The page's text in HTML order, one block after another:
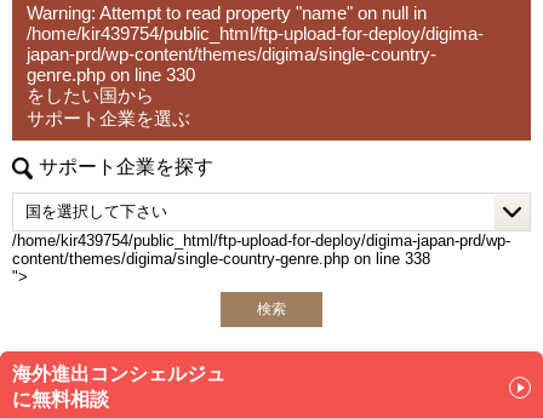
Warning: Attempt to read property "name" on null in
/home/kir439754/public_html/ftp-upload-for-deploy/digima-
japan-prd/wp-content/themes/digima/single-country-
genre.php on line 330
をしたい国から
サポート企業を選ぶ
サポート企業を探す
/home/kir439754/public_html/ftp-upload-for-deploy/digima-japan-prd/wp-
content/themes/digima/single-country-genre.php on line 338
">
検索
海外進出コンシェルジュ
に無料相談